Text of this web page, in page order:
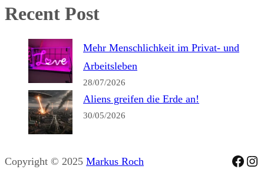
Recent Post
Mehr Menschlichkeit im Privat- und
Arbeitsleben
28/07/2026
Aliens greifen die Erde an!
30/05/2026
Copyright © 2025 Markus Roch